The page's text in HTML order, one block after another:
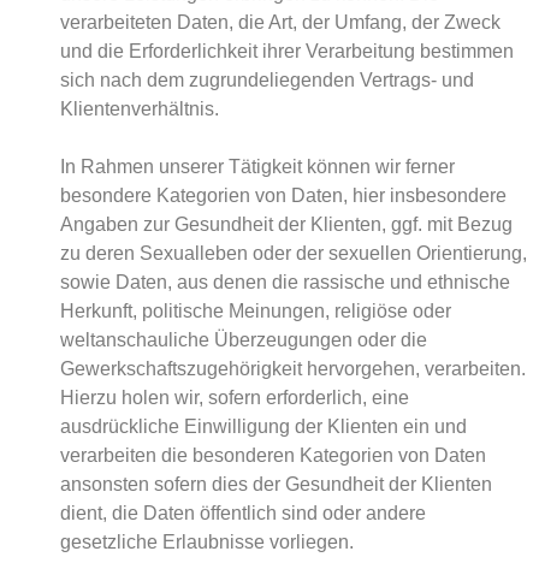
verarbeiteten Daten, die Art, der Umfang, der Zweck
und die Erforderlichkeit ihrer Verarbeitung bestimmen
sich nach dem zugrundeliegenden Vertrags- und
Klientenverhältnis.
In Rahmen unserer Tätigkeit können wir ferner
besondere Kategorien von Daten, hier insbesondere
Angaben zur Gesundheit der Klienten, ggf. mit Bezug
zu deren Sexualleben oder der sexuellen Orientierung,
sowie Daten, aus denen die rassische und ethnische
Herkunft, politische Meinungen, religiöse oder
weltanschauliche Überzeugungen oder die
Gewerkschaftszugehörigkeit hervorgehen, verarbeiten.
Hierzu holen wir, sofern erforderlich, eine
ausdrückliche Einwilligung der Klienten ein und
verarbeiten die besonderen Kategorien von Daten
ansonsten sofern dies der Gesundheit der Klienten
dient, die Daten öffentlich sind oder andere
gesetzliche Erlaubnisse vorliegen.